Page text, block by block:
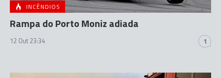
INCÊNDIOS
Rampa do Porto Moniz adiada
12 Out 23:34 1